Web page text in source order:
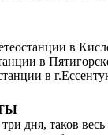
в
в
в
дня, таков